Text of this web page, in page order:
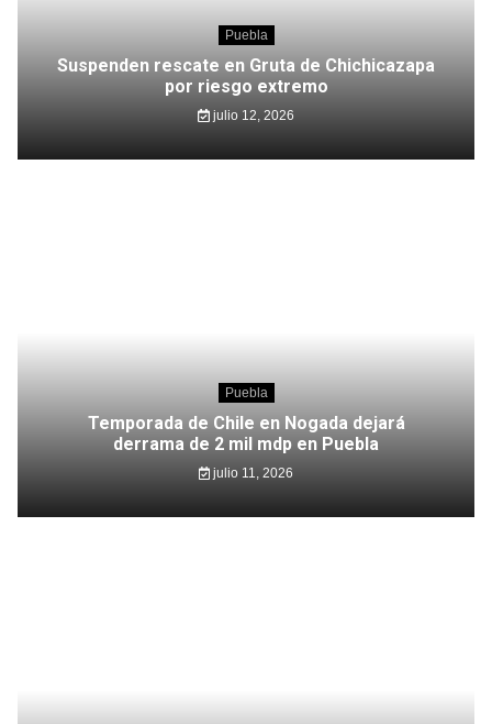
Puebla
Suspenden rescate en Gruta de Chichicazapa
por riesgo extremo
julio 12, 2026
Puebla
Temporada de Chile en Nogada dejará
derrama de 2 mil mdp en Puebla
julio 11, 2026